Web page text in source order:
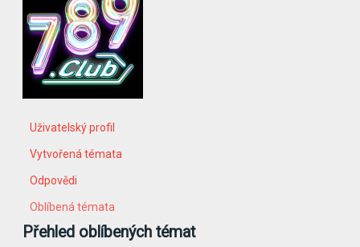
Uživatelský profil
Vytvořená témata
Odpovědi
Oblíbená témata
Přehled oblíbených témat